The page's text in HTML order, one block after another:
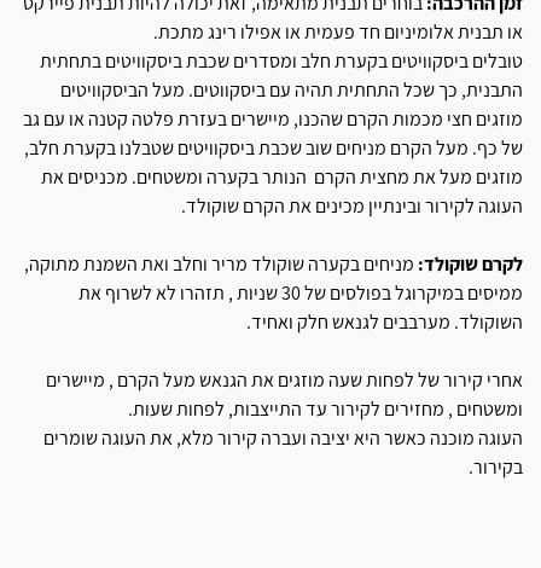
או תבנית אלומיניום חד פעמית או אפילו רינג מתכת.
טובלים ביסקוויטים בקערת חלב ומסדרים שכבת ביסקוויטים בתחתית
התבנית, כך שכל התחתית תהיה עם ביסקווטים. מעל הביסקוויטים
מוזגים חצי מכמות הקרם שהכנו, מיישרים בעזרת פלטה קטנה או עם גב
של כף. מעל הקרם מניחים שוב שכבת ביסקוויטים שטבלנו בקערת חלב,
מוזגים מעל את מחצית הקרם הנותר בקערה ומשטחים. מכניסים את
העוגה לקירור ובינתיין מכינים את הקרם שוקולד.
לקרם שוקולד: מניחים בקערה שוקולד מריר וחלב ואת השמנת מתוקה,
ממיסים במיקרוגל בפולסים של 30 שניות , תזהרו לא לשרוף את
השוקולד. מערבבים לגנאש חלק ואחיד.
אחרי קירור של לפחות שעה מוזגים את הגנאש מעל הקרם , מיישרים
ומשטחים , מחזירים לקירור עד התייצבות, לפחות שעות.
העוגה מוכנה כאשר היא יציבה ועברה קירור מלא, את העוגה שומרים
בקירור.